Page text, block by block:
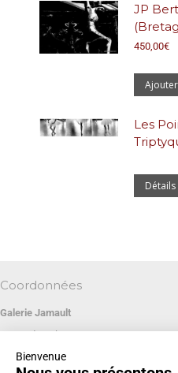
Bienvenue
JP
450,00€
Les
Détails
Coordonnées
Galerie Jamault
19 rue des Blancs Manteaux
75004 PARIS